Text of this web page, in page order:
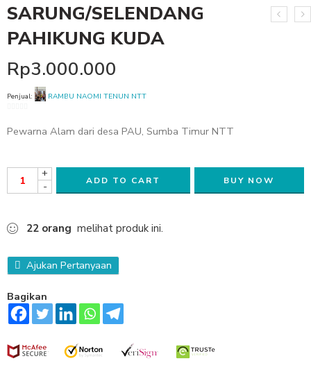
SARUNG/SELENDANG
PAHIKUNG KUDA
Rp3.000.000
Penjual: RAMBU NAOMI TENUN NTT
out
Pewarna Alam dari desa PAU, Sumba Timur NTT
+
-
ADD TO CART BUY NOW
22 orang melihat produk ini.
Ajukan Pertanyaan
Bagikan